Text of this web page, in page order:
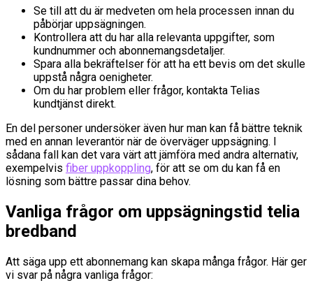
Se till att du är medveten om hela processen innan du
påbörjar uppsägningen.
Kontrollera att du har alla relevanta uppgifter, som
kundnummer och abonnemangsdetaljer.
Spara alla bekräftelser för att ha ett bevis om det skulle
uppstå några oenigheter.
Om du har problem eller frågor, kontakta Telias
kundtjänst direkt.
En del personer undersöker även hur man kan få bättre teknik
med en annan leverantör när de överväger uppsägning. I
sådana fall kan det vara värt att jämföra med andra alternativ,
exempelvis fiber uppkoppling, för att se om du kan få en
lösning som bättre passar dina behov.
Vanliga frågor om uppsägningstid telia
bredband
Att säga upp ett abonnemang kan skapa många frågor. Här ger
vi svar på några vanliga frågor: